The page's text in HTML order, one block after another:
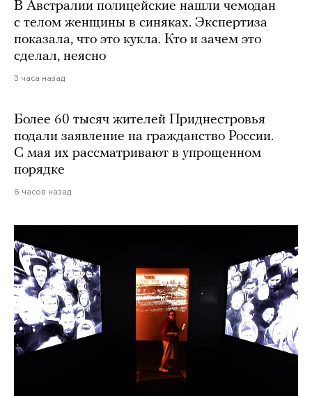
В Австралии полицейские нашли чемодан
с телом женщины в синяках. Экспертиза
показала, что это кукла. Кто и зачем это
сделал, неясно
3 часа назад
Более 60 тысяч жителей Приднестровья
подали заявление на гражданство России.
С мая их рассматривают в упрощенном
порядке
6 часов назад